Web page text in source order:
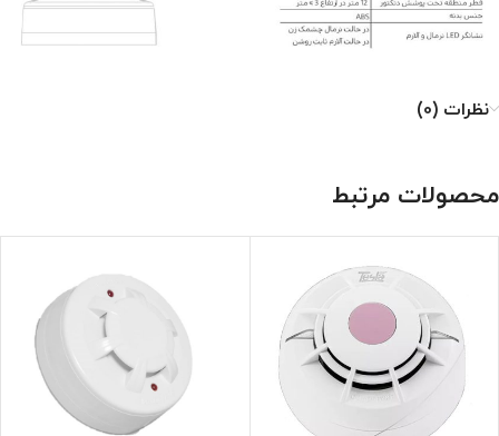
نظرات (0)
محصولات مرتبط